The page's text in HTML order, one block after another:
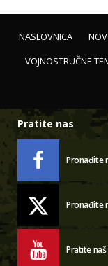
NASLOVNICA
VOJNOSTRUČNE
Pratite nas
Pronađite
Pronađite
Pratite